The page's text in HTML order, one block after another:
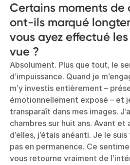
Certains moments de
ont-ils marqué
vous ayez effectué
vue ?
Absolument. Plus que tout, le
d’impuissance. Quand je
m’y investis entièrement –
émotionnellement exposé – et
transparaît dans mes images.
chambres sur huit ans. Avant et
d’elles, j’étais anéanti. Je le
pas en permanence. Ce
vous retourne vraiment de